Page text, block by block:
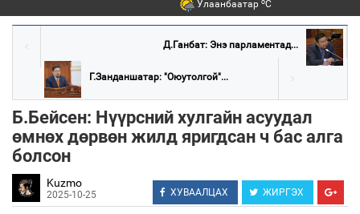
Улаанбаатар C
Д.Ганбат: Энэ парламентад...
Г.Занданшатар: "Оюутолгой"...
Б.Бейсен: Нүүрсний хулгайн асуудал
өмнөх дөрвөн жилд яригдсан ч бас алга
болсон
Kuzmo
2025-10-25 ХУВААЛЦАХ ЖИРГЭХ